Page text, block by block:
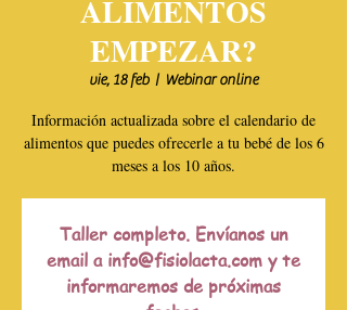
ALIMENTOS
EMPEZAR?
vie, 18 feb
  |
Webinar online
Información actualizada sobre el calendario de
alimentos que puedes ofrecerle a tu bebé de los 6
meses a los 10 años.
Taller completo. Envíanos un
email a info@fisiolacta.com y te
informaremos de próximas